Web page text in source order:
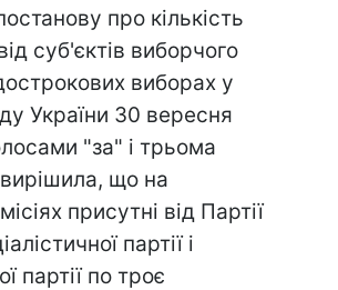
про кількість
суб'єктів виборчого
виборах у
України 30 вересня
"за" і трьома
що на
присутні від Партії
партії і
партії по троє